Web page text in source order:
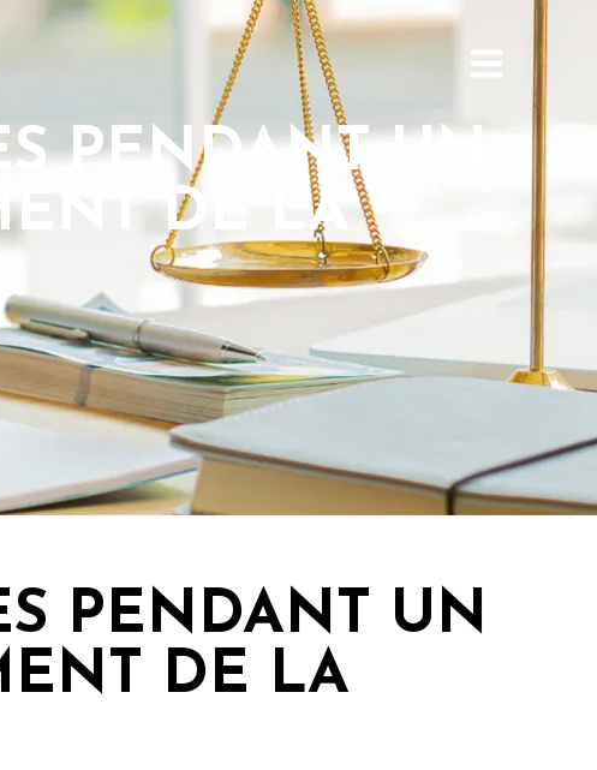
PENDANT UN
DE LA
PENDANT UN
DE LA